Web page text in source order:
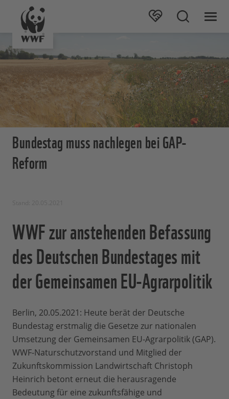
Bundestag muss nachlegen bei GAP-
Reform
WWF zur anstehenden Befassung
des Deutschen Bundestages mit
der Gemeinsamen EU-Agrarpolitik
Berlin, 20.05.2021: Heute berät der Deutsche
Bundestag erstmalig die Gesetze zur nationalen
Umsetzung der Gemeinsamen EU-Agrarpolitik (GAP).
WWF-Naturschutzvorstand und Mitglied der
Zukunftskommission Landwirtschaft Christoph
Heinrich betont erneut die herausragende
Bedeutung für eine zukunftsfähige und